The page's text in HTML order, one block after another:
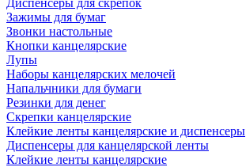
Диспенсеры для скрепок
Зажимы для бумаг
Звонки настольные
Кнопки канцелярские
Лупы
Наборы канцелярских мелочей
Напальчники для бумаги
Резинки для денег
Скрепки канцелярские
Клейкие ленты канцелярские и диспенсеры
Диспенсеры для канцелярской ленты
Клейкие ленты канцелярские